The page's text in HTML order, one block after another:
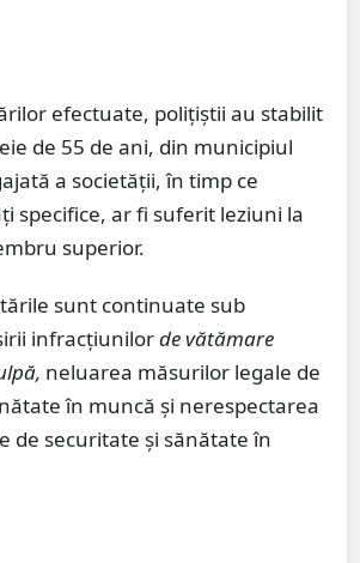
efectuate, polițiștii au stabilit
de 55 de ani, din municipiul
a societății, în timp ce
specifice, ar fi suferit leziuni la
superior.
sunt continuate sub
infracțiunilorde vătămare
neluarea măsurilor legale de
în muncă şi nerespectarea
de securitate şi sănătate în